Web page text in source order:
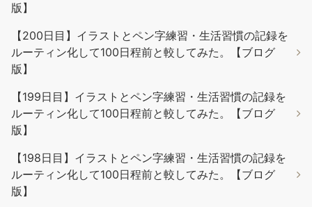
版】
【200日目】イラストとペン字練習・生活習慣の記録を
ルーティン化して100日程前と較してみた。【ブログ
版】
【199日目】イラストとペン字練習・生活習慣の記録を
ルーティン化して100日程前と較してみた。【ブログ
版】
【198日目】イラストとペン字練習・生活習慣の記録を
ルーティン化して100日程前と較してみた。【ブログ
版】